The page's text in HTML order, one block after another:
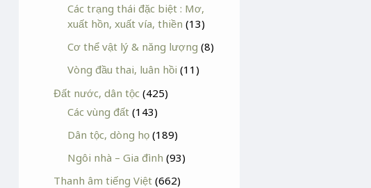
Các trạng thái đặc biệt : Mơ,
xuất hồn, xuất vía, thiền (13)
Cơ thể vật lý & năng lượng (8)
Vòng đầu thai, luân hồi (11)
Đất nước, dân tộc (425)
Các vùng đất (143)
Dân tộc, dòng họ (189)
Ngôi nhà – Gia đình (93)
Thanh âm tiếng Việt (662)